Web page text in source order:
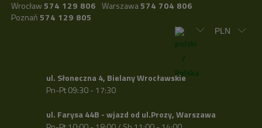
Wrocław 574 129 806 Warszawa574 704 806
Poznań 574 129 805
ul. Słoneczna 4, Bielany Wrocławskie
Pn-Pt 09:30 - 17:30
ul. Farysa 44B - wjazd od ul.Prozy, Warszawa